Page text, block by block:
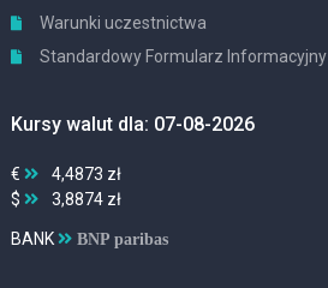
Warunki uczestnictwa
Standardowy Formularz Informacyjny
Kursy walut dla: 07-08-2026
€
4,4873 zł
$
3,8874 zł
BANK BNP paribas